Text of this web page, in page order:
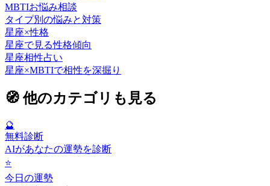
MBTIお悩み相談
タイプ別の悩みと対策
星座×性格
星座で見る性格傾向
星座相性占い
星座×MBTIで相性を深掘り
🧭他のカテゴリも見る
🔮
無料診断
AIがあなたの運勢を診断
⭐
今日の運勢